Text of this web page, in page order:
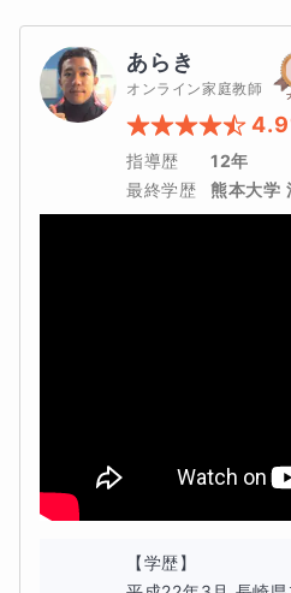
■この指導コースの
長文読解では設問の解き方に
いポイントを効率よく押さえ
と。繰り返しの演習で、解答
いきます。
さらに、英文理解を深めるた
あらき
オンライン家庭教師
指導歴
12年
最終学歴
熊本大学
【学歴】